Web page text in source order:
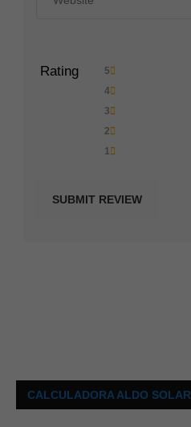
Rating
5
4
3
2
1
CALCULADORA ALDO SOLAR